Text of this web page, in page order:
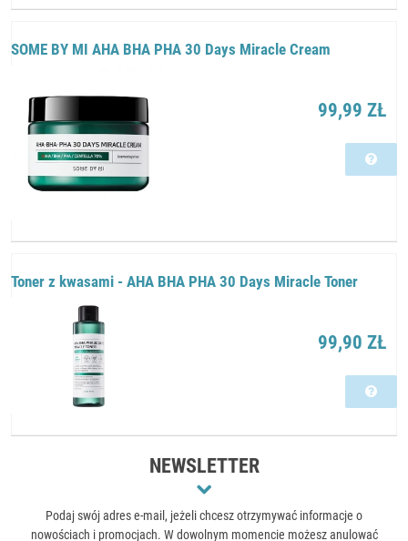
SOME BY MI AHA BHA PHA 30 Days Miracle Cream
99,99 ZŁ
Toner z kwasami - AHA BHA PHA 30 Days Miracle Toner
99,90 ZŁ
NEWSLETTER
Podaj swój adres e-mail, jeżeli chcesz otrzymywać informacje o
nowościach i promocjach. W dowolnym momencie możesz anulować